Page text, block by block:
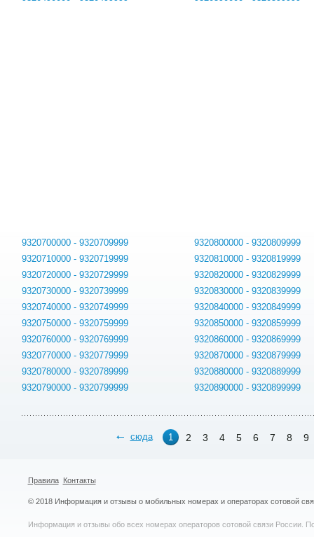
9320700000 - 9320709999
9320710000 - 9320719999
9320720000 - 9320729999
9320730000 - 9320739999
9320740000 - 9320749999
9320750000 - 9320759999
9320760000 - 9320769999
9320770000 - 9320779999
9320780000 - 9320789999
9320790000 - 9320799999
9320800000 - 9320809999
9320810000 - 9320819999
9320820000 - 9320829999
9320830000 - 9320839999
9320840000 - 9320849999
9320850000 - 9320859999
9320860000 - 9320869999
9320870000 - 9320879999
9320880000 - 9320889999
9320890000 - 9320899999
сюда 1 2 3 4 5 6 7 8 9
Правила Контакты
© 2018 Информация и отзывы о мобильных номерах и операторах сотовой
Информация и отзывы обо всех номерах операторов сотовой связи России.